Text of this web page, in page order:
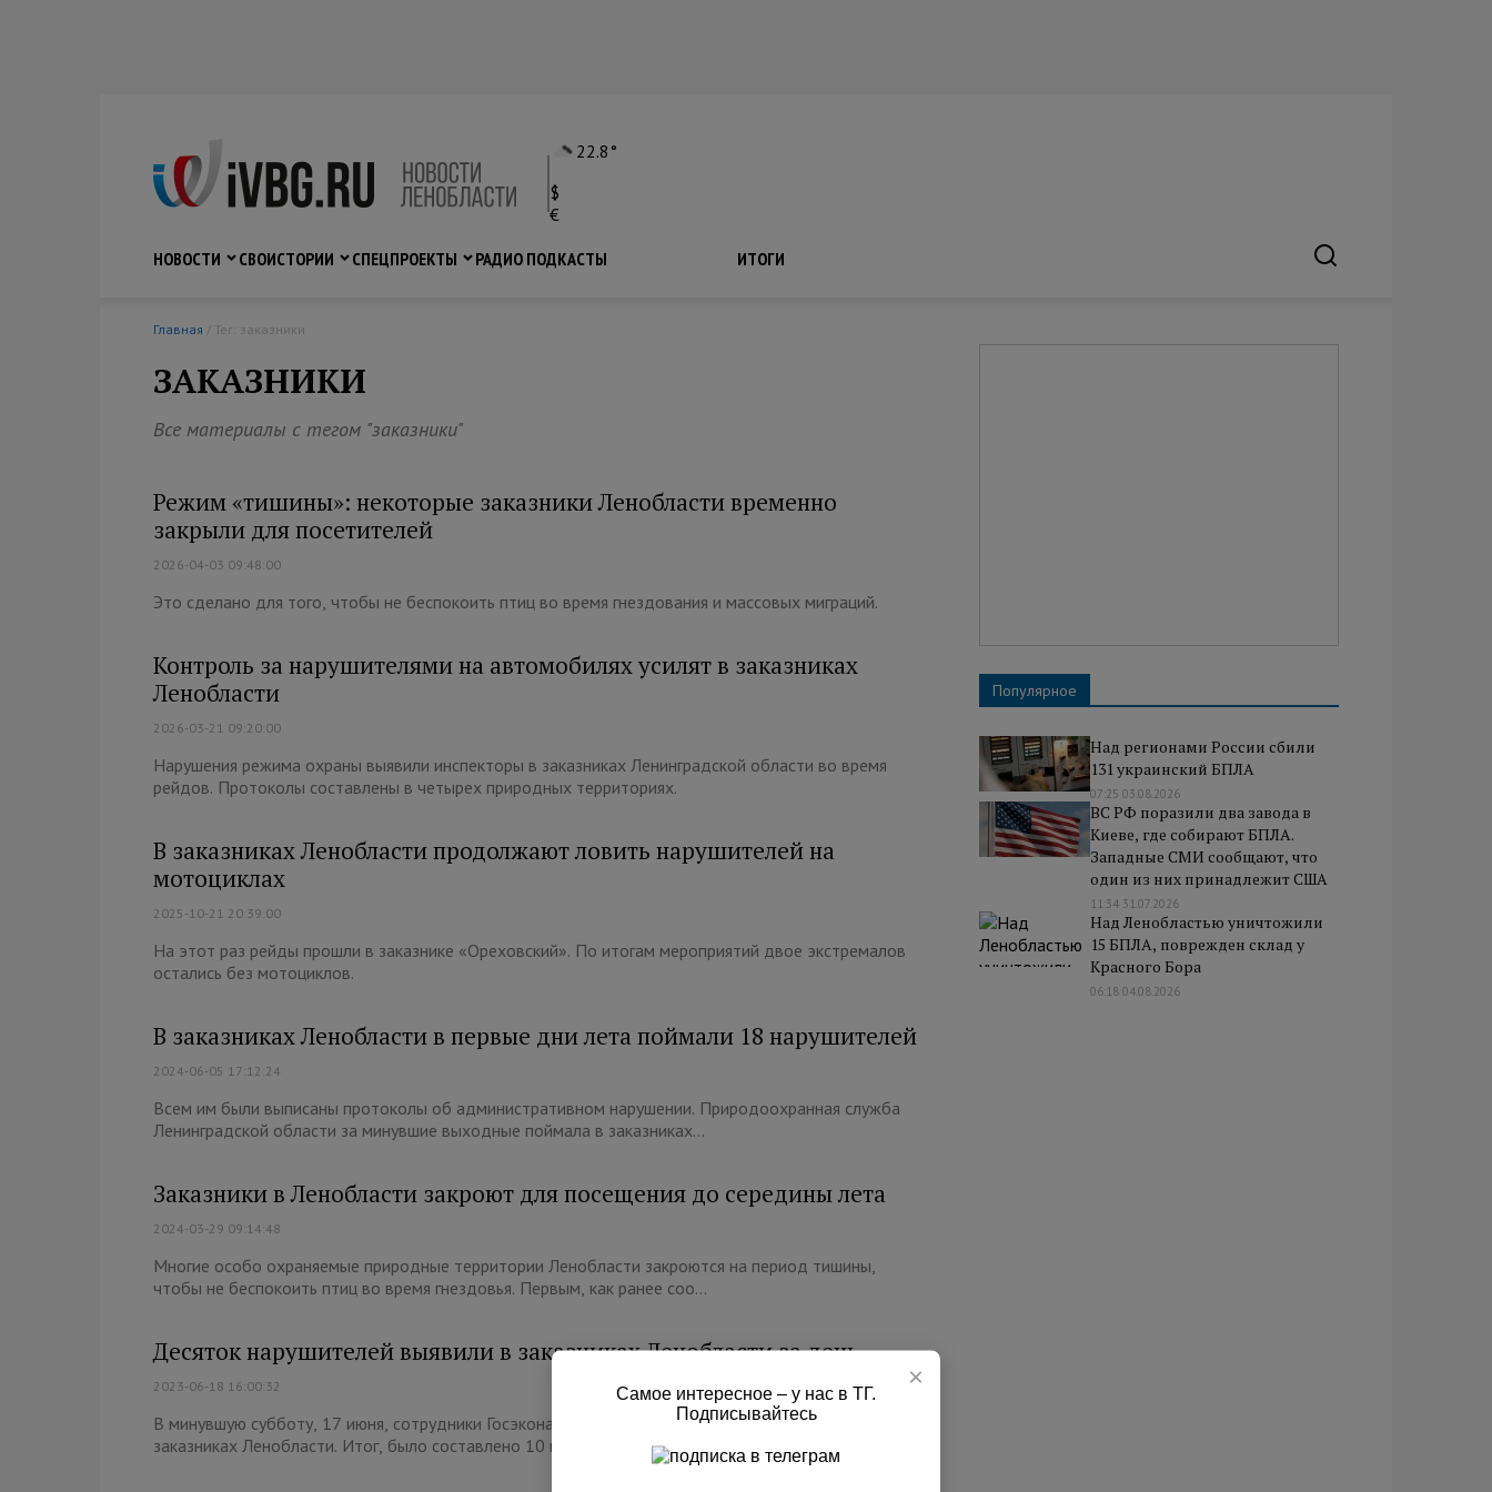
22.8°
$
€
НОВОСТИ
СВОИСТОРИИ СПЕЦПРОЕКТЫ РАДИО ПОДКАСТЫ ИТОГИ
Главная / Тег: заказники
ЗАКАЗНИКИ
Все материалы с тегом "заказники"
Режим «тишины»: некоторые заказники Ленобласти временно
закрыли для посетителей
2026-04-03 09:48:00
Это сделано для того, чтобы не беспокоить птиц во время гнездования и массовых миграций.
Контроль за нарушителями на автомобилях усилят в заказниках
Ленобласти
2026-03-21 09:20:00
Нарушения режима охраны выявили инспекторы в заказниках Ленинградской области во время
рейдов. Протоколы составлены в четырех природных территориях.
В заказниках Ленобласти продолжают ловить нарушителей на
мотоциклах
2025-10-21 20:39:00
На этот раз рейды прошли в заказнике «Ореховский». По итогам мероприятий двое экстремалов
остались без мотоциклов.
В заказниках Ленобласти в первые дни лета поймали 18 нарушителей
2024-06-05 17:12:24
Всем им были выписаны протоколы об административном нарушении. Природоохранная служба
Ленинградской области за минувшие выходные поймала в заказниках...
Заказники в Ленобласти закроют для посещения до середины лета
2024-03-29 09:14:48
Многие особо охраняемые природные территории Ленобласти закроются на период тишины,
чтобы не беспокоить птиц во время гнездовья. Первым, как ранее соо...
Десяток нарушителей выявили в заказниках Ленобласти за день
2023-06-18 16:00:32
В минувшую субботу, 17 июня, сотрудники Госэконадзора и дирекции ООПТ провели рейды в
заказниках Ленобласти. Итог, было составлено 10 протоколов за на...
Популярное
Над регионами России сбили
131 украинский БПЛА
07:25 03.08.2026
ВС РФ поразили два завода в
Киеве, где собирают БПЛА.
Западные СМИ сообщают, что
один из них принадлежит США
11:34 31.07.2026
Над Ленобластью уничтожили
15 БПЛА, поврежден склад у
Красного Бора
06:18 04.08.2026
×
Самое интересное – у нас в ТГ.
Подписывайтесь